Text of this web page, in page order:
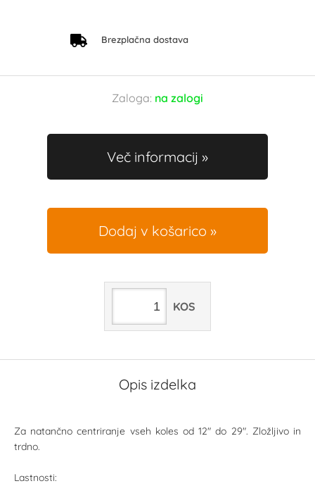
Brezplačna dostava
Zaloga: na zalogi
Več informacij
Dodaj v košarico
KOS
Opis izdelka
Za natančno centriranje vseh koles od 12" do 29". Zložljivo in
trdno.
Lastnosti: